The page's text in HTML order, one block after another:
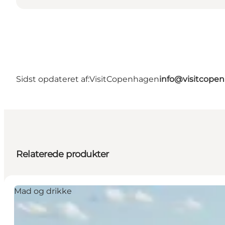
Sidst opdateret af:VisitCopenhagen
Relaterede produkter
Mad og drikke